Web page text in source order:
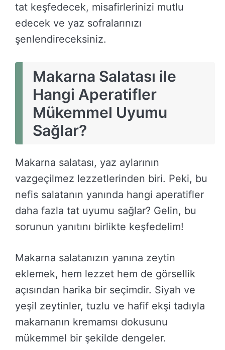
tat keşfedecek, misafirlerinizi mutlu
edecek ve yaz sofralarınızı
şenlendireceksiniz.
Makarna Salatası ile
Hangi Aperatifler
Mükemmel Uyumu
Sağlar?
Makarna salatası, yaz aylarının
vazgeçilmez lezzetlerinden biri. Peki, bu
nefis salatanın yanında hangi aperatifler
daha fazla tat uyumu sağlar? Gelin, bu
sorunun yanıtını birlikte keşfedelim!
Makarna salatanızın yanına zeytin
eklemek, hem lezzet hem de görsellik
açısından harika bir seçimdir. Siyah ve
yeşil zeytinler, tuzlu ve hafif ekşi tadıyla
makarnanın kremamsı dokusunu
mükemmel bir şekilde dengeler.